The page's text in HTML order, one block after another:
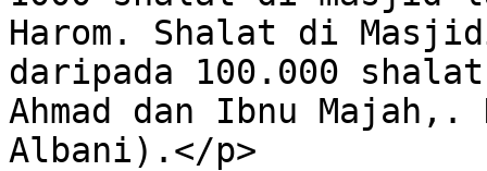
Harom. Shalat di
daripada 100.000
Ahmad dan Ibnu
Albani).</p>